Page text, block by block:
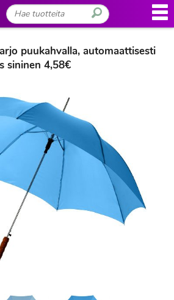
puukahvalla, automaattisesti
sininen 4,58€